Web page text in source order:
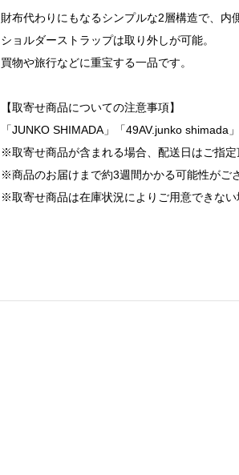
財布代わりにもなるシンプルな2層構造で、内
ショルダーストラップは取り外しが可能。
買物や旅行などに重宝する一品です。
【取寄せ商品についての注意事項】
「JUNKO SHIMADA」「49AV.junko shimada
※取寄せ商品が含まれる場合、配送日はご指定
※商品のお届けまで約3週間かかる可能性がご
※取寄せ商品は在庫状況によりご用意できない